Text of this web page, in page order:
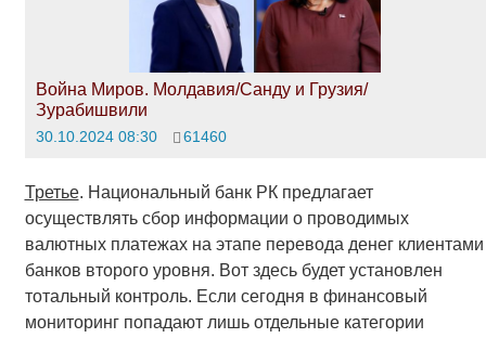
Война Миров. Молдавия/Санду и Грузия/
Зурабишвили
30.10.2024 08:30 61460
Третье. Национальный банк РК предлагает
осуществлять сбор информации о проводимых
валютных платежах на этапе перевода денег клиентами
банков второго уровня. Вот здесь будет установлен
тотальный контроль. Если сегодня в финансовый
мониторинг попадают лишь отдельные категории